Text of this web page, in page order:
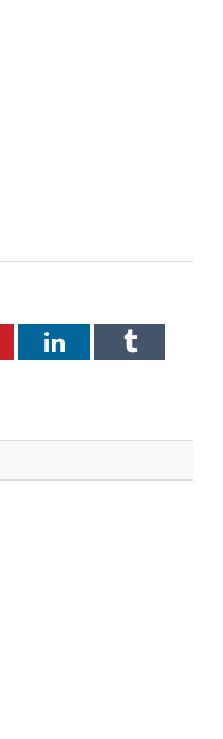
LinkedInTumblr